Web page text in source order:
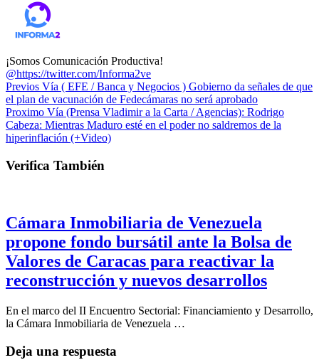
¡Somos Comunicación Productiva!
@https://twitter.com/Informa2ve
Previos Vía ( EFE / Banca y Negocios ) Gobierno da señales de que
el plan de vacunación de Fedecámaras no será aprobado
Proximo Vía (Prensa Vladimir a la Carta / Agencias): Rodrigo
Cabeza: Mientras Maduro esté en el poder no saldremos de la
hiperinflación (+Video)
Verifica También
Cámara Inmobiliaria de Venezuela
propone fondo bursátil ante la Bolsa de
Valores de Caracas para reactivar la
reconstrucción y nuevos desarrollos
En el marco del II Encuentro Sectorial: Financiamiento y Desarrollo,
la Cámara Inmobiliaria de Venezuela …
Deja una respuesta